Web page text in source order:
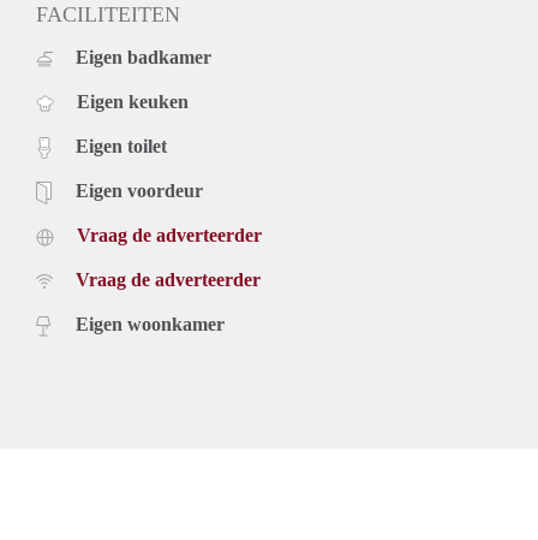
FACILITEITEN
Eigen badkamer
Eigen keuken
Eigen toilet
Eigen voordeur
Vraag de adverteerder
Vraag de adverteerder
Eigen woonkamer